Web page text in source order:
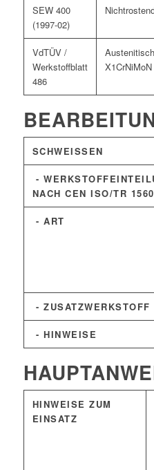
SEW 400
(1997-02)
VdTÜV /
Werkstoffblatt
486
SCHWEISSEN
-
NACH CEN ISO/TR
- ART
- ZUSATZWERKSTOFF
- HINWEISE
HINWEISE ZUM
EINSATZ